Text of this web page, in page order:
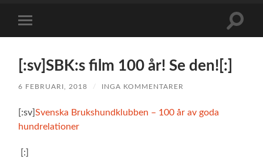
på/av
Slå
[:sv]SBK:s film 100 år! Se den![:]
6 FEBRUARI, 2018 / INGA KOMMENTARER
[:sv]Svenska Brukshundklubben – 100 år av goda
hundrelationer
[:]